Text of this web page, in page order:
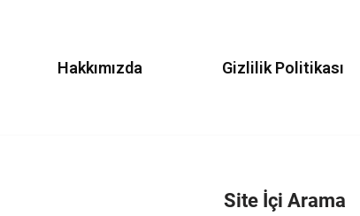
Hakkımızda Gizlilik Politikası
Site İçi Arama